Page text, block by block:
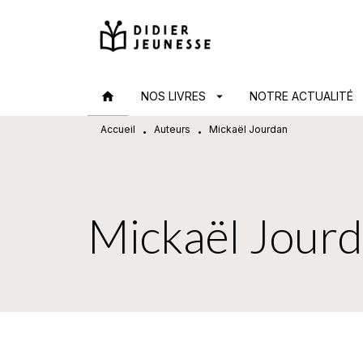
MENU RECHERCHE
home NOS LIVRES arrow_drop_down NOTRE ACTUALITÉ
Accueil • Auteurs • Mickaël Jourdan
Mickaël